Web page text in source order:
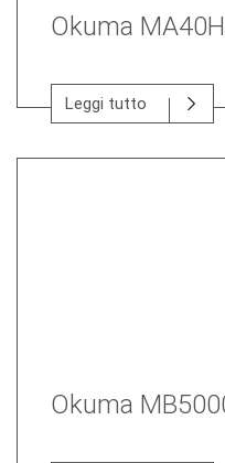
Okuma
Leggi tutto
Okuma